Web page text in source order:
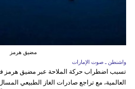
مضيق هرمز
واشنطن ـ صوت الإمارات
تسبب اضطراب حركة الملاحة عبر مضيق هرمز